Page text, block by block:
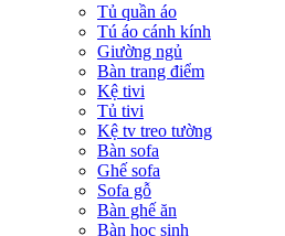
Tủ quần áo
Tú áo cánh kính
Giường ngủ
Bàn trang điểm
Kệ tivi
Tủ tivi
Kệ tv treo tường
Bàn sofa
Ghế sofa
Sofa gỗ
Bàn ghế ăn
Bàn học sinh